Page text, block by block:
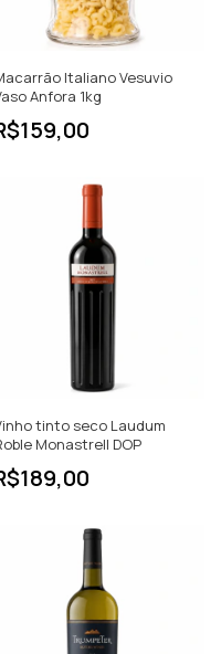
Italiano Vesuvio
Anfora 1kg
tinto seco Laudum
Monastrell DOP